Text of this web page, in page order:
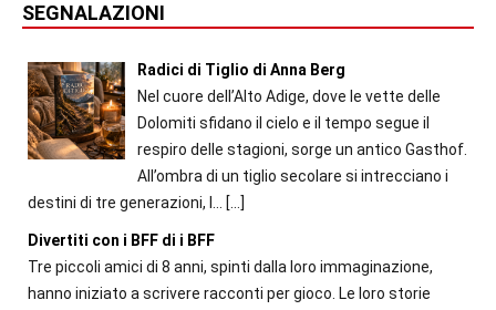
SEGNALAZIONI
Radici di Tiglio di Anna Berg
Nel cuore dell’Alto Adige, dove le vette delle
Dolomiti sfidano il cielo e il tempo segue il
respiro delle stagioni, sorge un antico Gasthof.
All’ombra di un tiglio secolare si intrecciano i
destini di tre generazioni, l... […]
Divertiti con i BFF di i BFF
Tre piccoli amici di 8 anni, spinti dalla loro immaginazione,
hanno iniziato a scrivere racconti per gioco. Le loro storie